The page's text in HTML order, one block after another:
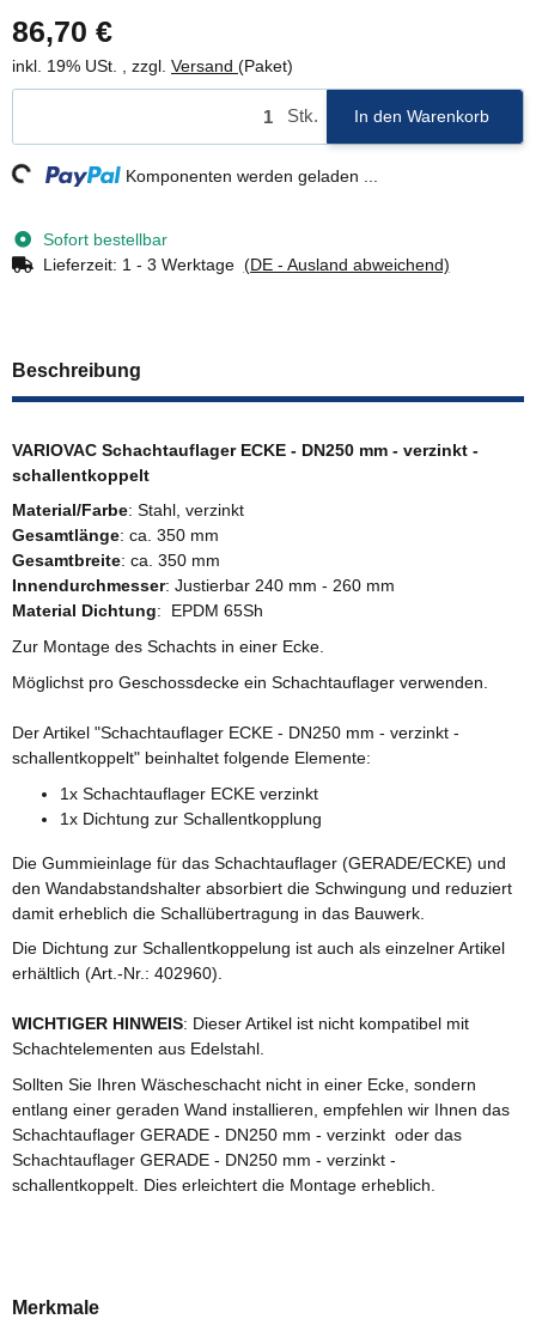
86,70 €
inkl. 19% USt. , zzgl. Versand (Paket)
Stk. In den Warenkorb
Komponenten werden geladen ...
Sofort bestellbar
Lieferzeit: 1 - 3 Werktage (DE - Ausland abweichend)
Beschreibung
VARIOVAC Schachtauflager ECKE - DN250 mm - verzinkt -
schallentkoppelt
Material/Farbe: Stahl, verzinkt
Gesamtlänge: ca. 350 mm
Gesamtbreite: ca. 350 mm
Innendurchmesser: Justierbar 240 mm - 260 mm
Material Dichtung: EPDM 65Sh
Zur Montage des Schachts in einer Ecke.
Möglichst pro Geschossdecke ein Schachtauflager verwenden.
Der Artikel "Schachtauflager ECKE - DN250 mm - verzinkt -
schallentkoppelt" beinhaltet folgende Elemente:
1x Schachtauflager ECKE verzinkt
1x Dichtung zur Schallentkopplung
Die Gummieinlage für das Schachtauflager (GERADE/ECKE) und
den Wandabstandshalter absorbiert die Schwingung und reduziert
damit erheblich die Schallübertragung in das Bauwerk.
Die Dichtung zur Schallentkoppelung ist auch als einzelner Artikel
erhältlich (Art.-Nr.: 402960).
WICHTIGER HINWEIS: Dieser Artikel ist nicht kompatibel mit
Schachtelementen aus Edelstahl.
Sollten Sie Ihren Wäscheschacht nicht in einer Ecke, sondern
entlang einer geraden Wand installieren, empfehlen wir Ihnen das
Schachtauflager GERADE - DN250 mm - verzinkt oder das
Schachtauflager GERADE - DN250 mm - verzinkt -
schallentkoppelt. Dies erleichtert die Montage erheblich.
Merkmale